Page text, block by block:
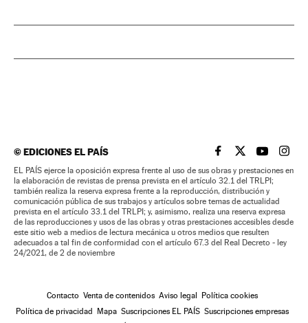
©EDICIONES EL PAÍS EL PAÍS BRASIL EN
EL PAÍSEL PAÍS
EL
EL PAÍS ejerce la oposición expresa frente al uso de sus obras y prestaciones en
la elaboración de revistas de prensa prevista en el artículo 32.1 del TRLPI;
también realiza la reserva expresa frente a la reproducción, distribución y
comunicación pública de sus trabajos y artículos sobre temas de actualidad
prevista en el artículo 33.1 del TRLPI; y, asimismo, realiza una reserva expresa
de las reproducciones y usos de las obras y otras prestaciones accesibles desde
este sitio web a medios de lectura mecánica u otros medios que resulten
adecuados a tal fin de conformidad con el artículo 67.3 del Real Decreto - ley
24/2021, de 2 de noviembre
Contacto Venta de contenidos Aviso legal Política cookies
Política de privacidad Mapa Suscripciones EL PAÍS Suscripciones empresas